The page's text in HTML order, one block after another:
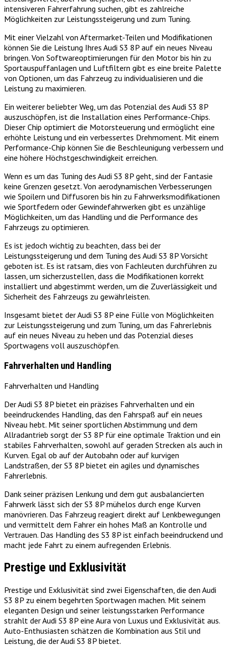
intensiveren Fahrerfahrung suchen, gibt es zahlreiche
Möglichkeiten zur Leistungssteigerung und zum Tuning.
Mit einer Vielzahl von Aftermarket-Teilen und Modifikationen
können Sie die Leistung Ihres Audi S3 8P auf ein neues Niveau
bringen. Von Softwareoptimierungen für den Motor bis hin zu
Sportauspuffanlagen und Luftfiltern gibt es eine breite Palette
von Optionen, um das Fahrzeug zu individualisieren und die
Leistung zu maximieren.
Ein weiterer beliebter Weg, um das Potenzial des Audi S3 8P
auszuschöpfen, ist die Installation eines Performance-Chips.
Dieser Chip optimiert die Motorsteuerung und ermöglicht eine
erhöhte Leistung und ein verbessertes Drehmoment. Mit einem
Performance-Chip können Sie die Beschleunigung verbessern und
eine höhere Höchstgeschwindigkeit erreichen.
Wenn es um das Tuning des Audi S3 8P geht, sind der Fantasie
keine Grenzen gesetzt. Von aerodynamischen Verbesserungen
wie Spoilern und Diffusoren bis hin zu Fahrwerksmodifikationen
wie Sportfedern oder Gewindefahrwerken gibt es unzählige
Möglichkeiten, um das Handling und die Performance des
Fahrzeugs zu optimieren.
Es ist jedoch wichtig zu beachten, dass bei der
Leistungssteigerung und dem Tuning des Audi S3 8P Vorsicht
geboten ist. Es ist ratsam, dies von Fachleuten durchführen zu
lassen, um sicherzustellen, dass die Modifikationen korrekt
installiert und abgestimmt werden, um die Zuverlässigkeit und
Sicherheit des Fahrzeugs zu gewährleisten.
Insgesamt bietet der Audi S3 8P eine Fülle von Möglichkeiten
zur Leistungssteigerung und zum Tuning, um das Fahrerlebnis
auf ein neues Niveau zu heben und das Potenzial dieses
Sportwagens voll auszuschöpfen.
Fahrverhalten und Handling
Fahrverhalten und Handling
Der Audi S3 8P bietet ein präzises Fahrverhalten und ein
beeindruckendes Handling, das den Fahrspaß auf ein neues
Niveau hebt. Mit seiner sportlichen Abstimmung und dem
Allradantrieb sorgt der S3 8P für eine optimale Traktion und ein
stabiles Fahrverhalten, sowohl auf geraden Strecken als auch in
Kurven. Egal ob auf der Autobahn oder auf kurvigen
Landstraßen, der S3 8P bietet ein agiles und dynamisches
Fahrerlebnis.
Dank seiner präzisen Lenkung und dem gut ausbalancierten
Fahrwerk lässt sich der S3 8P mühelos durch enge Kurven
manövrieren. Das Fahrzeug reagiert direkt auf Lenkbewegungen
und vermittelt dem Fahrer ein hohes Maß an Kontrolle und
Vertrauen. Das Handling des S3 8P ist einfach beeindruckend und
macht jede Fahrt zu einem aufregenden Erlebnis.
Prestige und Exklusivität
Prestige und Exklusivität sind zwei Eigenschaften, die den Audi
S3 8P zu einem begehrten Sportwagen machen. Mit seinem
eleganten Design und seiner leistungsstarken Performance
strahlt der Audi S3 8P eine Aura von Luxus und Exklusivität aus.
Auto-Enthusiasten schätzen die Kombination aus Stil und
Leistung, die der Audi S3 8P bietet.